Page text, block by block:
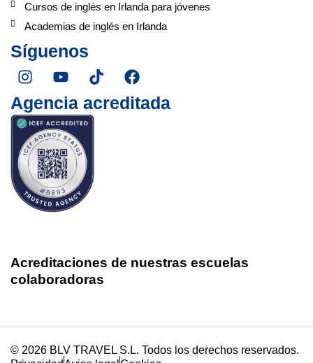
Presupuesto personalizado
Cursos de inglés en Irlanda para jóvenes
Academias de inglés en Irlanda
Síguenos
I
n
s
t
a
g
r
a
m
Y
o
u
t
u
b
e
T
i
k
F
a
c
Agencia acreditada
Acreditaciones de nuestras escuelas
colaboradoras
© 2026 BLV TRAVEL S.L. Todos los derechos reservados.